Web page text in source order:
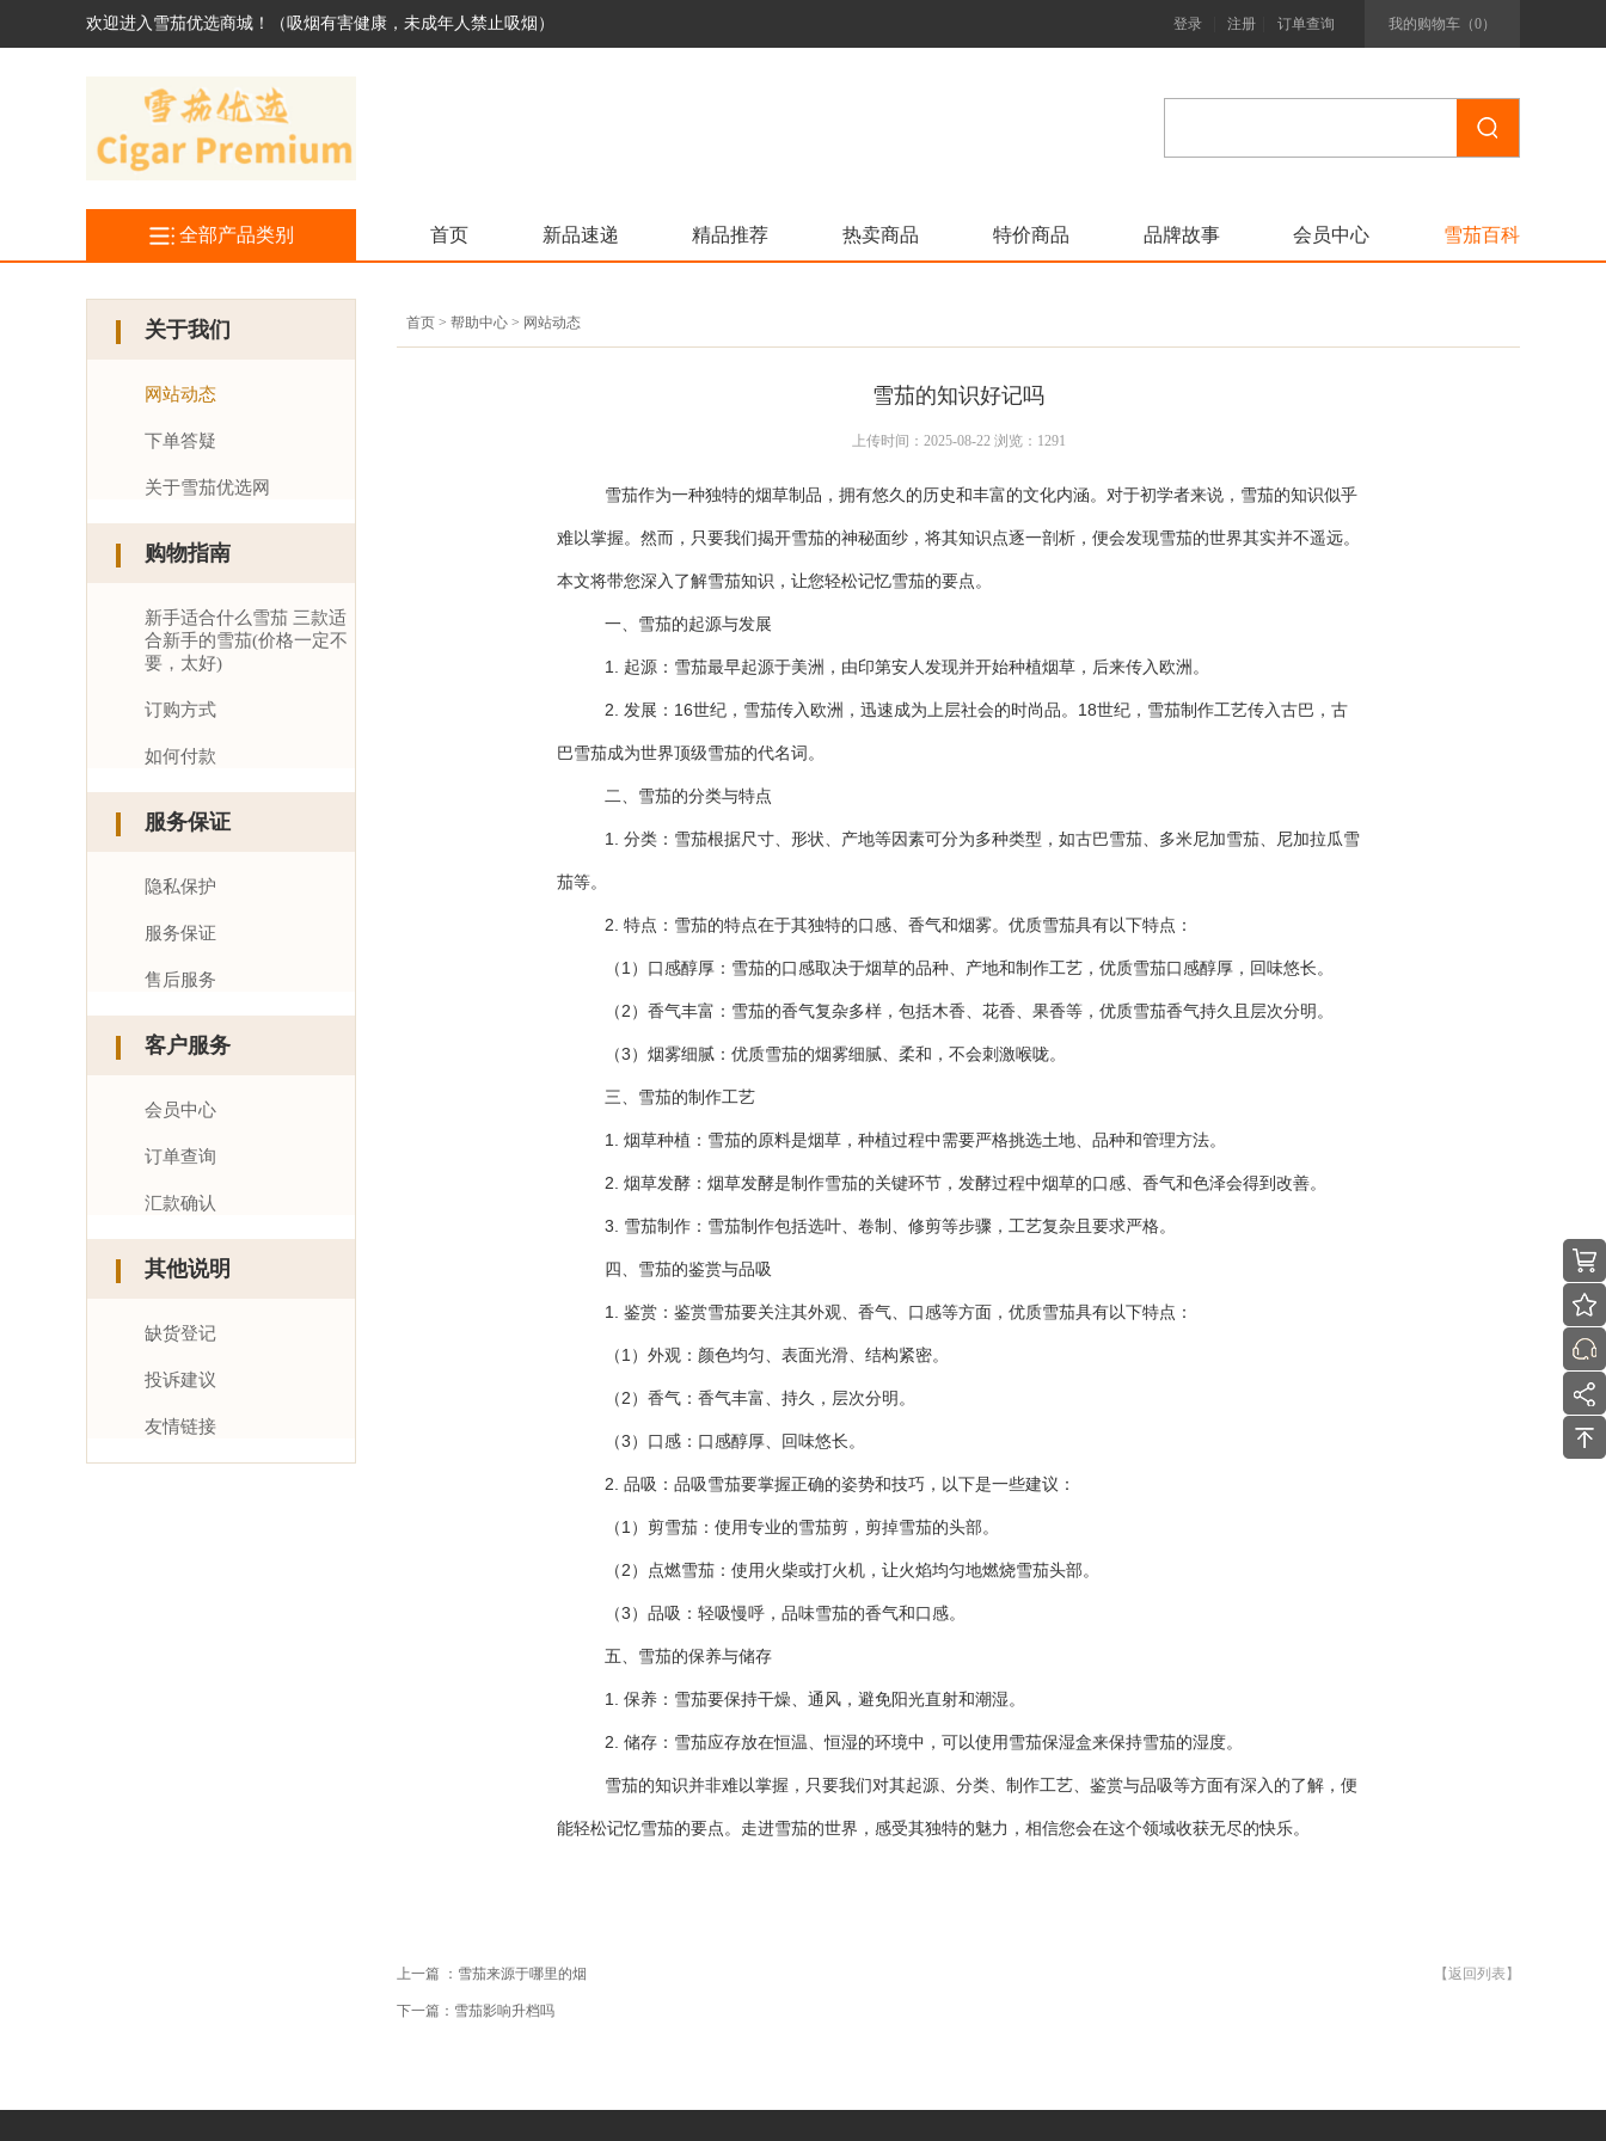
欢迎进入雪茄优选商城！（吸烟有害健康，未成年人禁止吸烟） 登录 注册 订单查询 我的购物车（0）
全部产品类别 首页 新品速递 精品推荐 热卖商品 特价商品 品牌故事 会员中心 雪茄百科
关于我们
网站动态
下单答疑
关于雪茄优选网
购物指南
新手适合什么雪茄 三款适
合新手的雪茄(价格一定不
要，太好)
订购方式
如何付款
服务保证
隐私保护
服务保证
售后服务
客户服务
会员中心
订单查询
汇款确认
其他说明
缺货登记
投诉建议
友情链接
首页 > 帮助中心 > 网站动态
雪茄的知识好记吗
上传时间：2025-08-22 浏览：1291
雪茄作为一种独特的烟草制品，拥有悠久的历史和丰富的文化内涵。对于初学者来说，雪茄的知识似乎
难以掌握。然而，只要我们揭开雪茄的神秘面纱，将其知识点逐一剖析，便会发现雪茄的世界其实并不遥远。
本文将带您深入了解雪茄知识，让您轻松记忆雪茄的要点。
一、雪茄的起源与发展
1. 起源：雪茄最早起源于美洲，由印第安人发现并开始种植烟草，后来传入欧洲。
2. 发展：16世纪，雪茄传入欧洲，迅速成为上层社会的时尚品。18世纪，雪茄制作工艺传入古巴，古
巴雪茄成为世界顶级雪茄的代名词。
二、雪茄的分类与特点
1. 分类：雪茄根据尺寸、形状、产地等因素可分为多种类型，如古巴雪茄、多米尼加雪茄、尼加拉瓜雪
茄等。
2. 特点：雪茄的特点在于其独特的口感、香气和烟雾。优质雪茄具有以下特点：
（1）口感醇厚：雪茄的口感取决于烟草的品种、产地和制作工艺，优质雪茄口感醇厚，回味悠长。
（2）香气丰富：雪茄的香气复杂多样，包括木香、花香、果香等，优质雪茄香气持久且层次分明。
（3）烟雾细腻：优质雪茄的烟雾细腻、柔和，不会刺激喉咙。
三、雪茄的制作工艺
1. 烟草种植：雪茄的原料是烟草，种植过程中需要严格挑选土地、品种和管理方法。
2. 烟草发酵：烟草发酵是制作雪茄的关键环节，发酵过程中烟草的口感、香气和色泽会得到改善。
3. 雪茄制作：雪茄制作包括选叶、卷制、修剪等步骤，工艺复杂且要求严格。
四、雪茄的鉴赏与品吸
1. 鉴赏：鉴赏雪茄要关注其外观、香气、口感等方面，优质雪茄具有以下特点：
（1）外观：颜色均匀、表面光滑、结构紧密。
（2）香气：香气丰富、持久，层次分明。
（3）口感：口感醇厚、回味悠长。
2. 品吸：品吸雪茄要掌握正确的姿势和技巧，以下是一些建议：
（1）剪雪茄：使用专业的雪茄剪，剪掉雪茄的头部。
（2）点燃雪茄：使用火柴或打火机，让火焰均匀地燃烧雪茄头部。
（3）品吸：轻吸慢呼，品味雪茄的香气和口感。
五、雪茄的保养与储存
1. 保养：雪茄要保持干燥、通风，避免阳光直射和潮湿。
2. 储存：雪茄应存放在恒温、恒湿的环境中，可以使用雪茄保湿盒来保持雪茄的湿度。
雪茄的知识并非难以掌握，只要我们对其起源、分类、制作工艺、鉴赏与品吸等方面有深入的了解，便
能轻松记忆雪茄的要点。走进雪茄的世界，感受其独特的魅力，相信您会在这个领域收获无尽的快乐。
上一篇 ：雪茄来源于哪里的烟 【返回列表】
下一篇：雪茄影响升档吗